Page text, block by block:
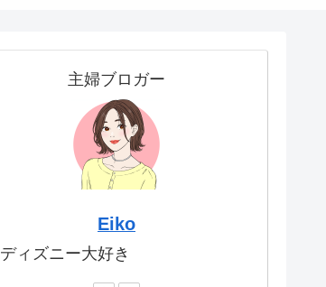
主婦ブロガー
Eiko
ディズニー大好き